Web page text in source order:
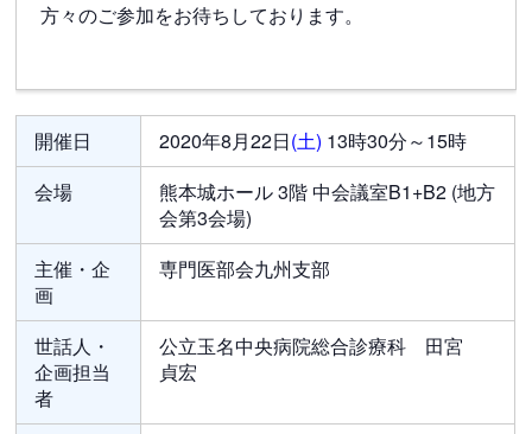
方々のご参加をお待ちしております。
開催日 2020年8月22日(土) 13時30分～15時
会場
熊本城ホール 3階 中会議室B1+B2 (地方
会第3会場)
主催・企
画
専門医部会九州支部
世話人・
企画担当
者
公立玉名中央病院総合診療科 田宮
貞宏